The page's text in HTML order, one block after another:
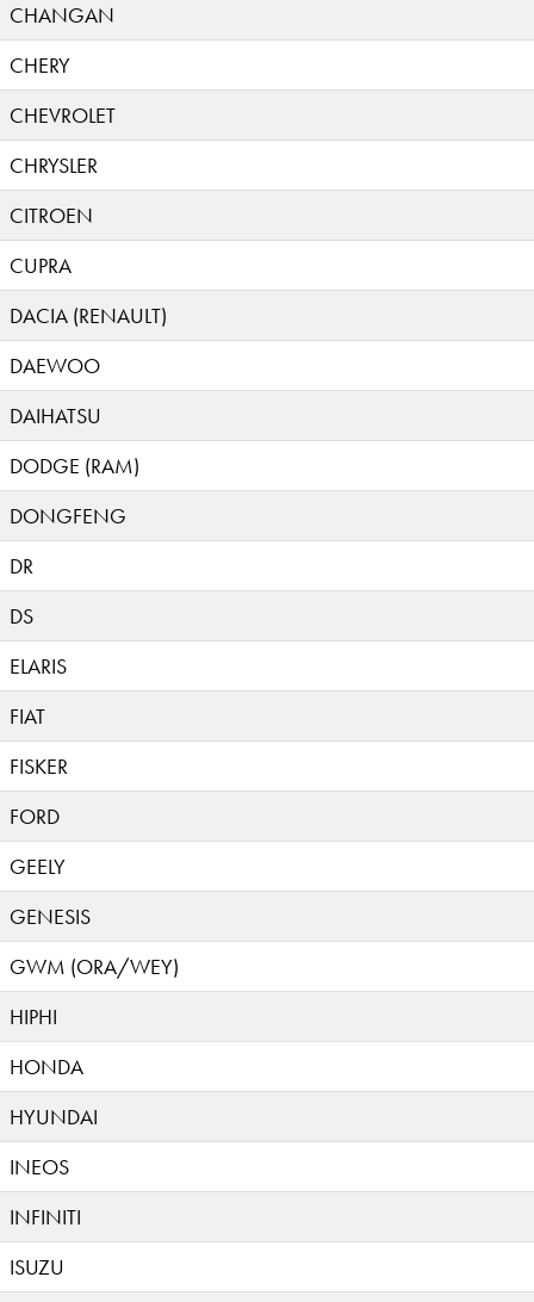
CHANGAN
CHERY
CHEVROLET
CHRYSLER
CITROEN
CUPRA
DACIA (RENAULT)
DAEWOO
DAIHATSU
DODGE (RAM)
DONGFENG
DR
DS
ELARIS
FIAT
FISKER
FORD
GEELY
GENESIS
GWM (ORA/WEY)
HIPHI
HONDA
HYUNDAI
INEOS
INFINITI
ISUZU